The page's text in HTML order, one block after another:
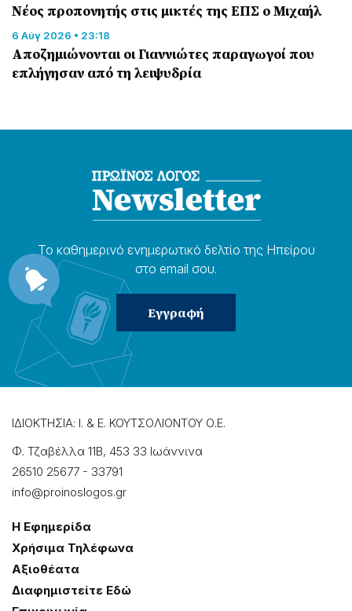
Νέος προπονητής στις μικτές της ΕΠΣ ο Μιχαήλ
6 Αύγ 2026 • 23:18
Αποζημιώνονται οι Γιαννιώτες παραγωγοί που
επλήγησαν από τη λειψυδρία
Το καθημερɩνό ενημερωτɩκό δελτίο της Ηπείρου
στο email σου.
ΙΔΙΟΚΤΗΣΙΑ: Ι. & Ε. ΚΟΥΤΣΟΛΙΟΝΤΟΥ Ο.Ε.
Φ. Τζαβέλλα 11Β, 453 33 Ιωάννɩνα
26510 25677 - 33791
info@proinoslogos.gr
Η Εφημερίδα
Χρήσɩμα Τηλέφωνα
Αξɩοθέατα
Δɩαφημɩστείτε Εδώ